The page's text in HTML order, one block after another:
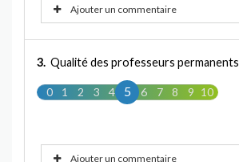
Ajouter un commentaire
3. Qualité des professeurs permanents
5
0 1 2 3 4 5 6 7 8 9 10
Ajouter un commentaire